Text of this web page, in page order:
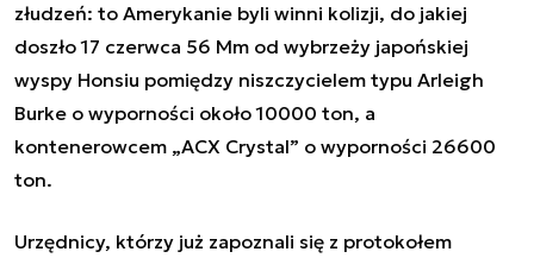
złudzeń: to Amerykanie byli winni kolizji, do jakiej
doszło 17 czerwca 56 Mm od wybrzeży japońskiej
wyspy Honsiu pomiędzy niszczycielem typu Arleigh
Burke o wyporności około 10000 ton, a
kontenerowcem „ACX Crystal” o wyporności 26600
ton.
Urzędnicy, którzy już zapoznali się z protokołem